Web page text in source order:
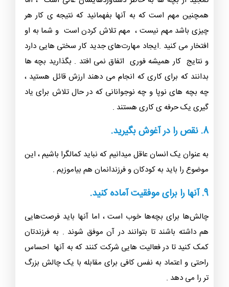
همچنین مهم است که به آنها بفهمانید که نتیجه ی کار هر
چیزی باشد مهم نیست ، مهم تلاش کردن است و شما به او
افتخار می کنید .ایجاد مهارت‌های جدید کار سختی هایی دارد
و نتایج کار همیشه فوری اتفاق نمی افتد . بگذارید بچه ها
بدانند که برای کاری که انجام می دهند ارزش قائل هستید ،
چه بچه های نوپا و چه نوجوانانی که در حال تلاش برای یاد
گیری یک حرفه ی کاری هستند .
8. نقص را در آغوش بگیرید.
به عنوان یک انسان عاقل میدانیم که نباید کمالگرا باشیم ، این
موضوع را باید به کودکان و فرزندانمان هم بیاموزیم .
9. آنها را برای موفقیت آماده کنید.
چالش‌ها برای بچه‌ها خوب است ، اما آنها باید فرصت‌هایی
هم داشته باشند تا بتوانند در آن موفق ‌شوند . به فرزندتان
کمک کنید تا در فعالیت هایی شرکت کنند که به آنها احساس
راحتی و اعتماد به نفس کافی برای مقابله با یک چالش بزرگ
تر را می دهد .